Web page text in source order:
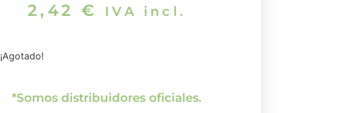
2,42€ IVA incl.
¡Agotado!
*Somos distribuidores oficiales.